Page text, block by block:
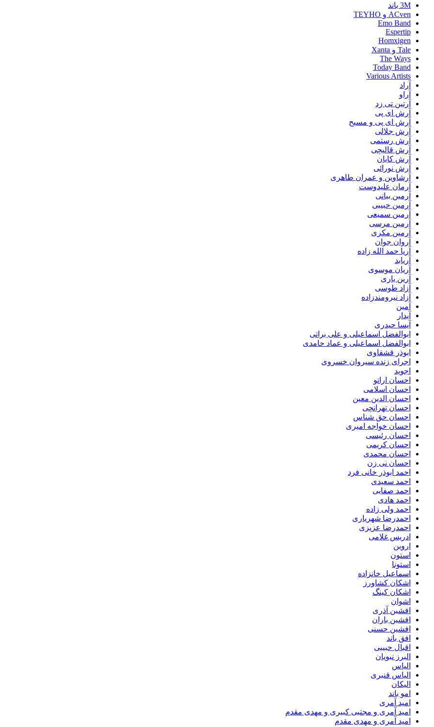
3M باند
ACven و TEYHO
Emo Band
Espertip
Homxigen
Tale و Xanta
The Ways
Today Band
Various Artists
آراد
آراو
آرتین تی زد
آرش ای پی
آرش ای پی و مسیح
آرش جلالی
آرش رستمی
آرش قالیچی
آرش کایان
آرش نورائی
آرشاوین و عمران طاهری
آرمان علیدوست
آرمین بیانی
آرمین حبیبی
آرمین سمیعی
آرمین مرسی
آرمین مکری
آروان جوان
آریا حمد الله زاده
آریابد
آریان موسوی
آرین یاری
آزاد طوسی
آزاد نیرومندزاده
آمین
آیدار
آیسا حیدری
ابوالفضل اسماعیلی و علی براتی
ابوالفضل اسماعیلی و عماد حامدی
ابوذر قشقاوی
اجرای زنده سیروان خسروی
اجوید
احسان اراتو
احسان اسلامی
احسان الدین معین
احسان تهرانچی
احسان حق شناس
احسان خواجه امیری
احسان رئیسی
احسان کریمی
احسان محمدی
احسان نی زن
احمد ابوذر خانی فرد
احمد سعیدی
احمد صفایی
احمد هادی
احمد ولی زاده
احمدرضا شهریاری
احمدرضا عزیزی
ادریس غلامی
اروین
استون
استونا
اسماعیل خانزاده
اشکان کشاورز
اشکان کینگ
اشوان
افشین آذری
افشین باران
افشین حسنی
افق باند
اقبال حبیبی
البرز نبویان
الیاس
الیاس قنبرى
الیکان
امو باند
امید آمری
امید آمری و مجتبی کبیری و مهدى مقدم
امید آمری و مهدی مقدم